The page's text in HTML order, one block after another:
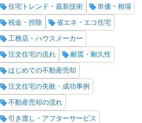
住宅トレンド・最新技術 単価・相場
税金・控除 省エネ・エコ住宅
工務店・ハウスメーカー
注文住宅の流れ 耐震・耐久性
はじめての不動産売却
注文住宅の失敗・成功事例
不動産売却の流れ
引き渡し・アフターサービス